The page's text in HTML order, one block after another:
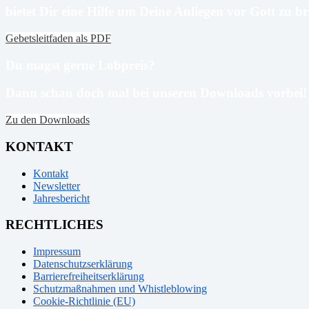
Gebetsleitfaden als PDF
Zu den Downloads
KONTAKT
Kontakt
Newsletter
Jahresbericht
RECHTLICHES
Impressum
Datenschutzserklärung
Barrierefreiheitserklärung
Schutzmaßnahmen und Whistleblowing
Cookie-Richtlinie (EU)